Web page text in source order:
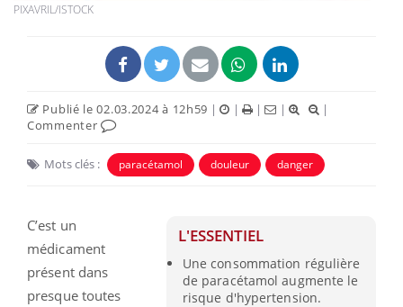
PIXAVRIL/ISTOCK
Publié le 02.03.2024 à 12h59 | | | |
|
Commenter
Mots clés : paracétamol douleur danger
L'ESSENTIEL
Une consommation régulière
de paracétamol augmente le
risque d'hypertension.
C’est un
médicament
présent dans
presque toutes